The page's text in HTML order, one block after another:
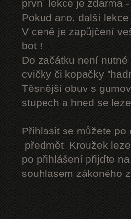
první lekce je zdarma
Pokud ano, další
V ceně je zapůjčení
bot !!
Do začátku není
cvičky či kopačky
Těsnější obuv s
stupech a hned se
Přihlasit se můžete
předmět: Kroužek
po přihlášení přijďte
souhlasem zákoného